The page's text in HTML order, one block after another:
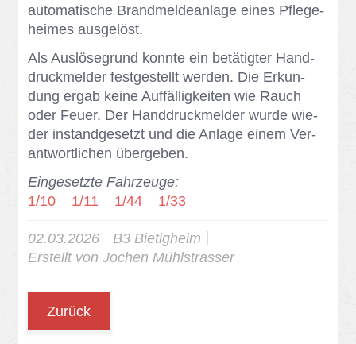
au­to­ma­ti­sche Brand­mel­de­an­la­ge ei­nes Pfle­ge­
hei­mes aus­ge­löst.
Als Aus­lö­se­grund konn­te ein be­tä­tig­ter Hand­
druck­mel­der fest­ge­stellt wer­den. Die Er­kun­
dung er­gab kei­ne Auf­fäl­lig­kei­ten wie Rauch
oder Feu­er. Der Hand­druck­mel­der wur­de wie­
der in­stand­ge­setzt und die An­la­ge ei­nem Ver­
ant­wort­li­chen über­ge­ben.
Eingesetzte Fahrzeuge:
1/10
1/11 1/44 1/33
02.03.2026
B3 Bie­tig­heim
Er­stellt von Jo­chen Mühl­stras­ser
Zurück